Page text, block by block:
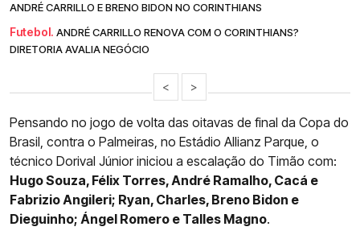
ANDRÉ CARRILLO E BRENO BIDON NO CORINTHIANS
Futebol. ANDRÉ CARRILLO RENOVA COM O CORINTHIANS?
DIRETORIA AVALIA NEGÓCIO
< >
Pensando no jogo de volta das oitavas de final da Copa do
Brasil, contra o Palmeiras, no Estádio Allianz Parque, o
técnico Dorival Júnior iniciou a escalação do Timão com:
Hugo Souza, Félix Torres, André Ramalho, Cacá e
Fabrizio Angileri; Ryan, Charles, Breno Bidon e
Dieguinho; Ángel Romero e Talles Magno.